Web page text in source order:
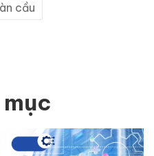
cầu